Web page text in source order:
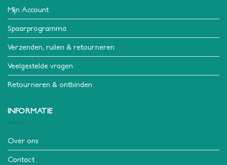
Mijn Account
Spaarprogramma
Verzenden, ruilen & retourneren
Veelgestelde vragen
Retourneren & ontbinden
INFORMATIE
Over ons
Contact